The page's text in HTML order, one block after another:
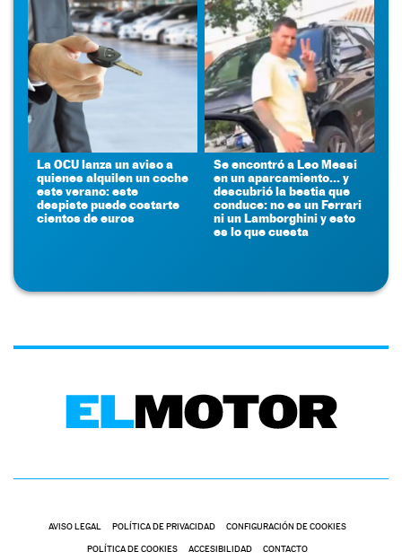
La OCU lanza un aviso a
quienes alquilen un coche
este verano: este
despiste puede costarte
cientos de euros
Se encontró a Leo Messi
en un aparcamiento... y
descubrió la bestia que
conduce: no es un Ferrari
ni un Lamborghini y esto
es lo que cuesta
AVISO LEGAL POLÍTICA DE PRIVACIDAD CONFIGURACIÓN DE COOKIES
POLÍTICA DE COOKIES ACCESIBILIDAD CONTACTO